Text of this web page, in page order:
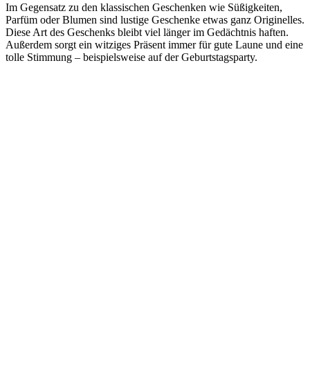
Im Gegensatz zu den klassischen Geschenken wie Süßigkeiten,
Parfüm oder Blumen sind lustige Geschenke etwas ganz Originelles.
Diese Art des Geschenks bleibt viel länger im Gedächtnis haften.
Außerdem sorgt ein witziges Präsent immer für gute Laune und eine
tolle Stimmung – beispielsweise auf der Geburtstagsparty.